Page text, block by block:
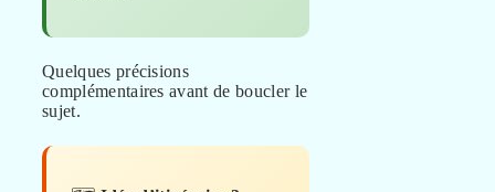
Quelques précisions
complémentaires avant de boucler le
sujet.